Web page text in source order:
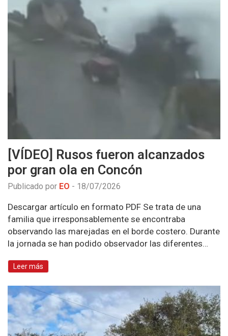
[VÍDEO] Rusos fueron alcanzados
por gran ola en Concón
Publicado por EO - 18/07/2026
Descargar artículo en formato PDF Se trata de una
familia que irresponsablemente se encontraba
observando las marejadas en el borde costero. Durante
la jornada se han podido observador las diferentes…
Leer más